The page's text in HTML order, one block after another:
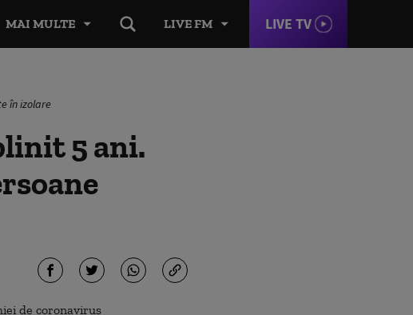
LIVE FM LIVE TV
MAI MULTE
în izolare
5 ani.